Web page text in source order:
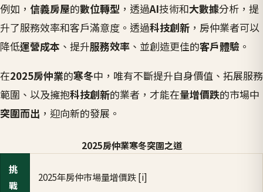
例如， 信義房屋的數位轉型 ，透過AI技術和大數據分析，提
升了服務效率和客戶滿意度。透過科技創新 ，房仲業者可以
降低運營成本 、提升服務效率 、並創造更佳的客戶體驗 。
在2025房仲業的寒冬中，唯有不斷提升自身價值、拓展服務
範圍、以及擁抱科技創新的業者，才能在量增價跌的市場中
突圍而出 ，迎向新的發展。
2025房仲業寒冬突圍之道
挑
戰
2025年房仲市場量增價跌 [i]